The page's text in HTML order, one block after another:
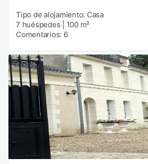
Tipo de alojamiento: Casa
7 huéspedes
100 m²
Comentarios: 6